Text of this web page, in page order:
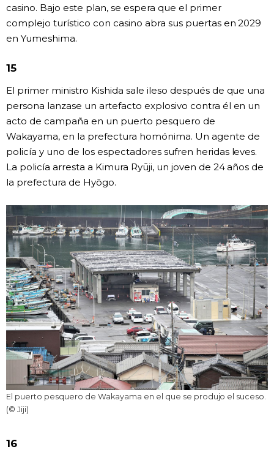
casino. Bajo este plan, se espera que el primer
complejo turístico con casino abra sus puertas en 2029
en Yumeshima.
15
El primer ministro Kishida sale ileso después de que una
persona lanzase un artefacto explosivo contra él en un
acto de campaña en un puerto pesquero de
Wakayama, en la prefectura homónima. Un agente de
policía y uno de los espectadores sufren heridas leves.
La policía arresta a Kimura Ryūji, un joven de 24 años de
la prefectura de Hyōgo.
El puerto pesquero de Wakayama en el que se produjo el suceso.
(© Jiji)
16